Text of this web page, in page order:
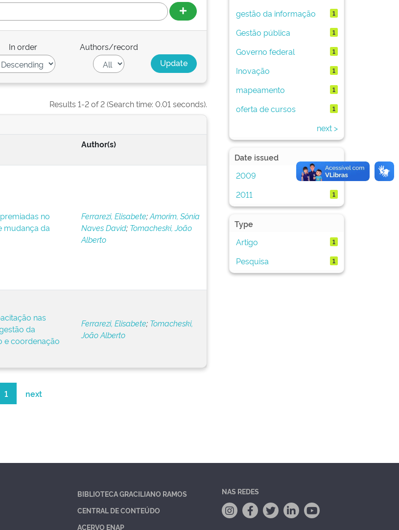
In order Authors/record
Results 1-2 of 2 (Search time: 0.01 seconds).
Author(s)
no
mudança da
Ferrarezi, Elisabete;Amorim, Sônia
Naves David; Tomacheski, João
Alberto
nas
da
e coordenação
Ferrarezi, Elisabete; Tomacheski,
João Alberto
1 next
gestão da informação 1
Gestão pública 1
Governo federal 1
Inovação 1
mapeamento 1
oferta de cursos 1
next >
Date issued
2009
1
2011 1
Type
Artigo
1
Pesquisa 1
BIBLIOTECA GRACILIANO RAMOS
CENTRAL DE CONTEÚDO
ACERVO ENAP
NAS REDES